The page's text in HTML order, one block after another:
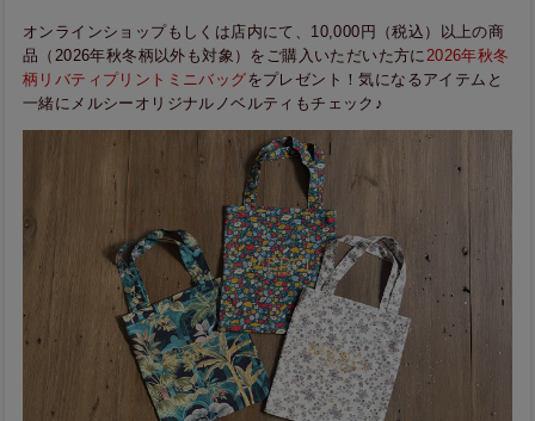
オンラインショップもしくは店内にて、10,000円（税込）以上の商
品（2026年秋冬柄以外も対象）をご購入いただいた方に2026年秋冬
柄リバティプリントミニバッグをプレゼント！気になるアイテムと
一緒にメルシーオリジナルノベルティもチェック♪